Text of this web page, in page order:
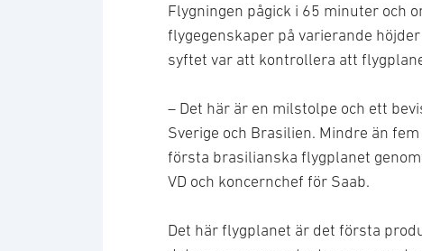
Flygningen pågick i 65 minuter och
flygegenskaper på varierande
syftet var att kontrollera att
– Det här är en milstolpe och ett
Sverige och Brasilien. Mindre än
första brasilianska flygplanet
VD och koncernchef för Saab.
Det här flygplanet är det första